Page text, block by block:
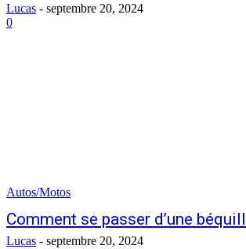
Lucas - septembre 20, 2024
0
Autos/Motos
Comment se passer d’une
Lucas - septembre 20, 2024